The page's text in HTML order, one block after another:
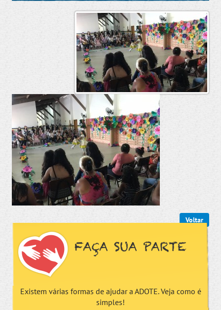
Voltar
FAÇA SUA PARTE
Existem várias formas de ajudar a ADOTE. Veja como é
simples!